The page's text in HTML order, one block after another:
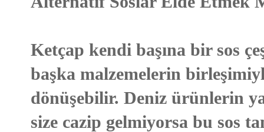
Ketçap kendi başına bir sos
başka malzemelerin
dönüşebilir. Deniz ürünlerin
size cazip gelmiyorsa bu sos